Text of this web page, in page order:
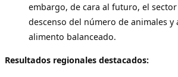
embargo, de cara al futuro, el
descenso del número de animales y
alimento balanceado.
Resultados regionales destacados: